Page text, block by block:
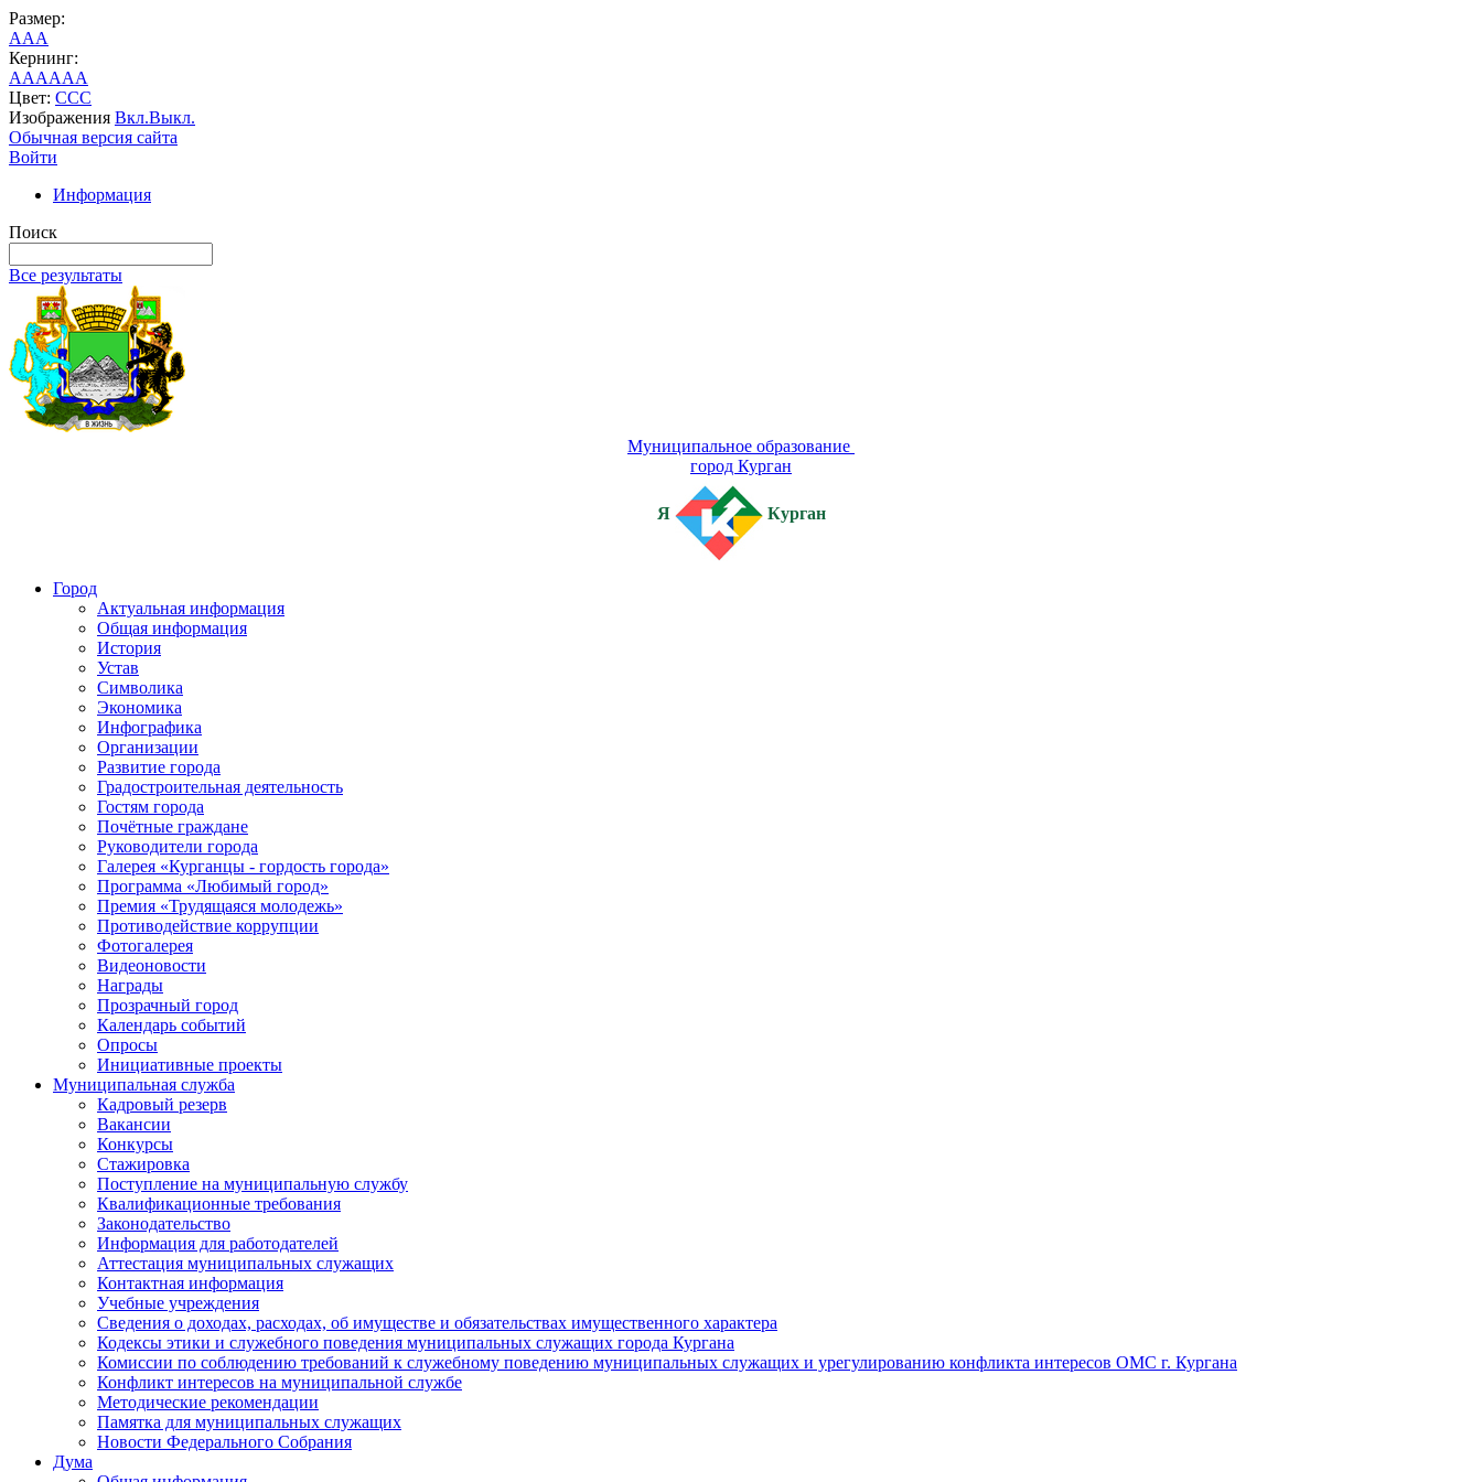
Размер:
AAA
Кернинг:
AAAAAA
Цвет: CCC
Изображения Вкл.Выкл.
Обычная версия сайта
Войти
Информация
Поиск
Все результаты
Муниципальное образование
город Курган
Я Курган
Город
Актуальная информация
Общая информация
История
Устав
Символика
Экономика
Инфографика
Организации
Развитие города
Градостроительная деятельность
Гостям города
Почётные граждане
Руководители города
Галерея «Курганцы - гордость города»
Программа «Любимый город»
Премия «Трудящаяся молодежь»
Противодействие коррупции
Фотогалерея
Видеоновости
Награды
Прозрачный город
Календарь событий
Опросы
Инициативные проекты
Муниципальная служба
Кадровый резерв
Вакансии
Конкурсы
Стажировка
Поступление на муниципальную службу
Квалификационные требования
Законодательство
Информация для работодателей
Аттестация муниципальных служащих
Контактная информация
Учебные учреждения
Сведения о доходах, расходах, об имуществе и обязательствах имущественного характера
Кодексы этики и служебного поведения муниципальных служащих города Кургана
Комиссии по соблюдению требований к служебному поведению муниципальных служащих и урегулированию конфликта интересов ОМС г. Кургана
Конфликт интересов на муниципальной службе
Методические рекомендации
Памятка для муниципальных служащих
Новости Федерального Cобрания
Дума